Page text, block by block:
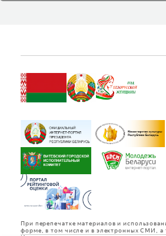
При перепечатке материалов и
форме, в том числе и в электронных СМИ, а